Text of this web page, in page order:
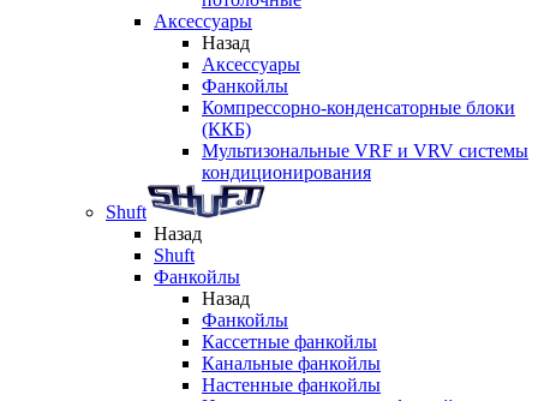
Аксессуары
Назад
Аксессуары
Фанкойлы
Компрессорно-конденсаторные блоки
(ККБ)
Мультизональные VRF и VRV системы
кондиционирования
Shuft
Назад
Shuft
Фанкойлы
Назад
Фанкойлы
Кассетные фанкойлы
Канальные фанкойлы
Настенные фанкойлы